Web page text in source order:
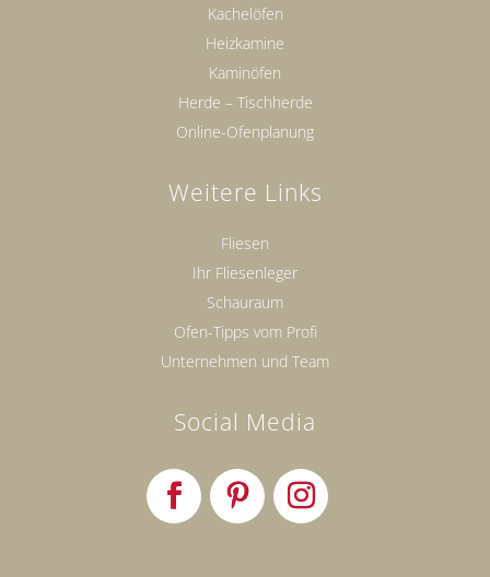
Kachelöfen
Heizkamine
Kaminöfen
Herde – Tischherde
Online-Ofenplanung
Weitere Links
Fliesen
Ihr Fliesenleger
Schauraum
Ofen-Tipps vom Profi
Unternehmen und Team
Social Media